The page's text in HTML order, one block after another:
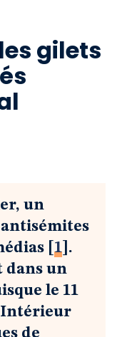
gilets
un
1 .
dans un
le 11
de